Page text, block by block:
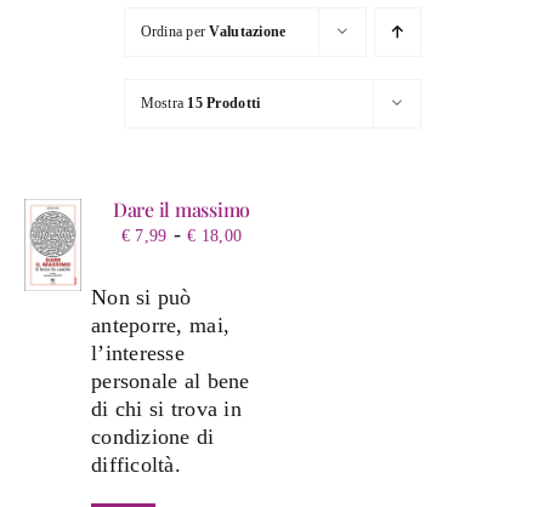
Chi siamo
Le Collane
Ordina perValutazione
Mostra 15 Prodotti
Dare il massimo
€ 7,99 - € 18,00Fascia
a
Non si può
anteporre, mai,
l’interesse
personale al bene
di chi si trova in
condizione di
difficoltà.